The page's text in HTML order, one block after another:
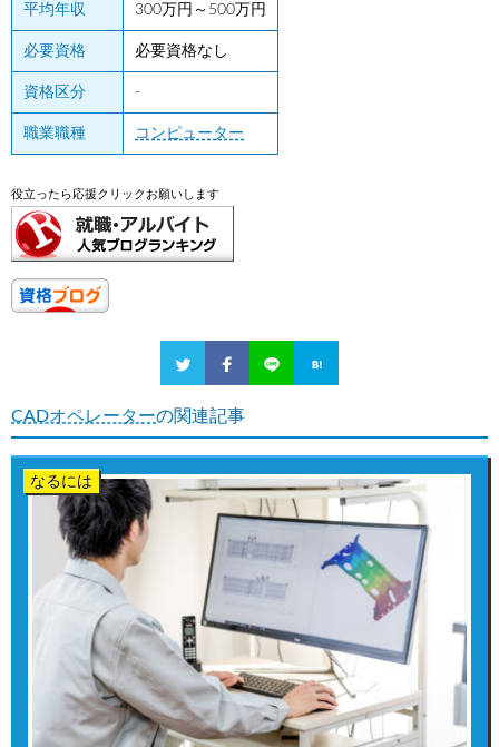
平均年収 300万円～500万円
必要資格 必要資格なし
資格区分 -
職業職種 コンピューター
役立ったら応援クリックお願いします
CADオペレーターの関連記事
なるには